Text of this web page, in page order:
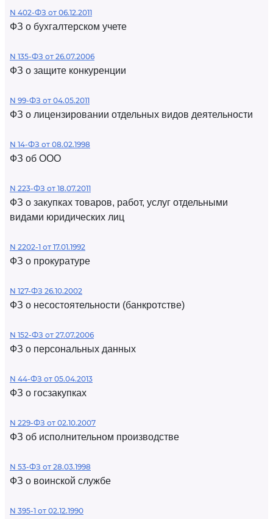
N 402-ФЗ от 06.12.2011
ФЗ о бухгалтерском учете
N 135-ФЗ от 26.07.2006
ФЗ о защите конкуренции
N 99-ФЗ от 04.05.2011
ФЗ о лицензировании отдельных видов деятельности
N 14-ФЗ от 08.02.1998
ФЗ об ООО
N 223-ФЗ от 18.07.2011
ФЗ о закупках товаров, работ, услуг отдельными
видами юридических лиц
N 2202-1 от 17.01.1992
ФЗ о прокуратуре
N 127-ФЗ 26.10.2002
ФЗ о несостоятельности (банкротстве)
N 152-ФЗ от 27.07.2006
ФЗ о персональных данных
N 44-ФЗ от 05.04.2013
ФЗ о госзакупках
N 229-ФЗ от 02.10.2007
ФЗ об исполнительном производстве
N 53-ФЗ от 28.03.1998
ФЗ о воинской службе
N 395-1 от 02.12.1990